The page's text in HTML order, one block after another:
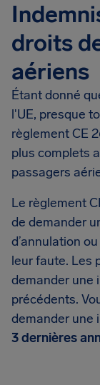
droits
aériens
Étant donné
l'UE, presque
règlement CE
plus complets
passagers
Le règlement
de demander
d’annulation
leur faute. Les
demander une
précédents.
demander une
3 dernières